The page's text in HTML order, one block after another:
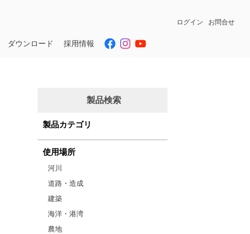
ログイン お問合せ
ダウンロード 採用情報
製品検索
製品カテゴリ
使用場所
河川
道路・造成
建築
海洋・港湾
農地